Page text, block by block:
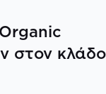
στον κλάδο